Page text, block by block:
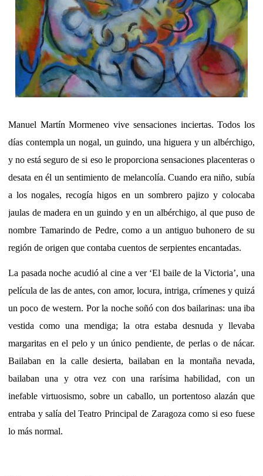
Manuel Martín Mormeneo vive sensaciones inciertas. Todos los
días contempla un nogal, un guindo, una higuera y un albérchigo,
y no está seguro de si eso le proporciona sensaciones placenteras o
desata en él un sentimiento de melancolía. Cuando era niño, subía
a los nogales, recogía higos en un sombrero pajizo y colocaba
jaulas de madera en un guindo y en un albérchigo, al que puso de
nombre Tamarindo de Pedre, como a un antiguo buhonero de su
región de origen que contaba cuentos de serpientes encantadas.
La pasada noche acudió al cine a ver ‘El baile de la Victoria’, una
película de las de antes, con amor, locura, intriga, crímenes y quizá
un poco de western. Por la noche soñó con dos bailarinas: una iba
vestida como una mendiga; la otra estaba desnuda y llevaba
margaritas en el pelo y un único pendiente, de perlas o de nácar.
Bailaban en la calle desierta, bailaban en la montaña nevada,
bailaban una y otra vez con una rarísima habilidad, con un
inefable virtuosismo, sobre un caballo, un portentoso alazán que
entraba y salía del Teatro Principal de Zaragoza como si eso fuese
lo más normal.